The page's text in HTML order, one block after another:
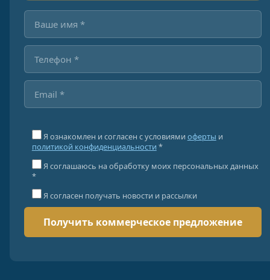
Я ознакомлен и согласен с условиями оферты и
политикой конфиденциальности *
Я соглашаюсь на обработку моих персональных данных
*
Я согласен получать новости и рассылки